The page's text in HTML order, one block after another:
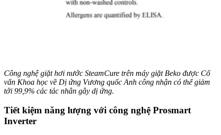
Công nghệ giặt hơi nước SteamCure trên máy giặt Beko được Cố
vấn Khoa học về Dị ứng Vương quốc Anh công nhận có thể giảm
tới 99,9% các tác nhân gây dị ứng.
Tiết kiệm năng lượng với công nghệ Prosmart
Inverter